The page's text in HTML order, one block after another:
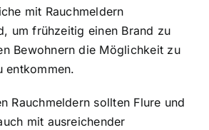
mit Rauchmeldern
um frühzeitig einen Brand zu
Bewohnern die Möglichkeit zu
entkommen.
Rauchmeldern sollten Flure und
mit ausreichender